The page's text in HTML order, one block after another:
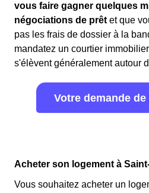
vous faire gagner quelques
négociations de prêt et que
pas les frais de dossier à la
mandatez un courtier
s'élèvent généralement autour
Votre demande
Acheter son logement à
Vous souhaitez acheter un